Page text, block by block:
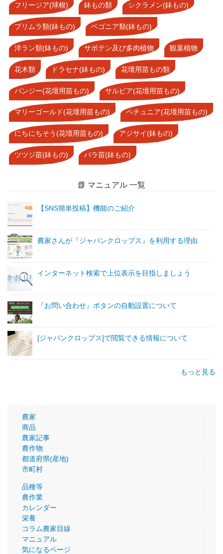
フリージア(球根) 鉢もの類 シクラメン(鉢もの)
プリムラ類(鉢もの) ベゴニア類(鉢もの)
洋ラン類(鉢もの) サボテン及び多肉植物 観葉植物
花木類 ドラセナ(鉢もの) 花壇用苗もの類
パンジー(花壇用苗もの) サルビア(花壇用苗もの)
マリーゴールド(花壇用苗もの) ペチュニア(花壇用苗もの)
にちにちそう(花壇用苗もの) アジサイ(鉢もの)
ツツジ苗(鉢もの) バラ苗(鉢もの)
📗 マニュアル 一覧
【SNS簡単投稿】機能のご紹介
農家さんが『ジャパンクロップス』を利用する理由
インターネット検索で上位表示を目指しましょう
『お問い合わせ』ボタンの自動設置について
[ジャパンクロップス]で閲覧できる情報について
もっと見る
農家
商品
農家記事
農作物
都道府県(産地)
市町村
品種等
農作業
カレンダー
栄養
コラム農家目線
マニュアル
気になるページ